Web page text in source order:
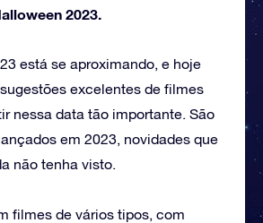
2023.
está se aproximando, e hoje
excelentes de filmes
nessa data tão importante. São
em 2023, novidades que
não tenha visto.
filmes de vários tipos, com